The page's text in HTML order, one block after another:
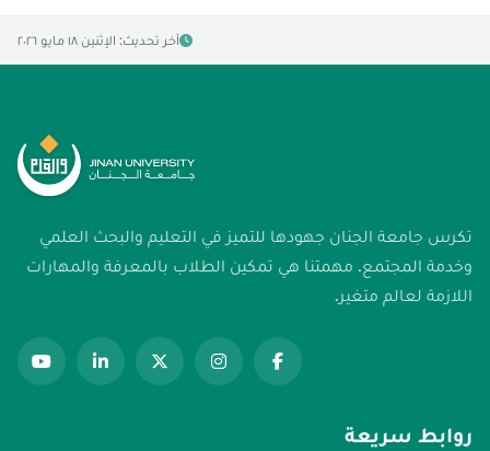
آخر تحديث: الإثنين ١٨ مايو ٢٠٢٦
تكرس جامعة الجنان جهودها للتميز في التعليم والبحث العلمي
وخدمة المجتمع. مهمتنا هي تمكين الطلاب بالمعرفة والمهارات
اللازمة لعالم متغير.
روابط سريعة